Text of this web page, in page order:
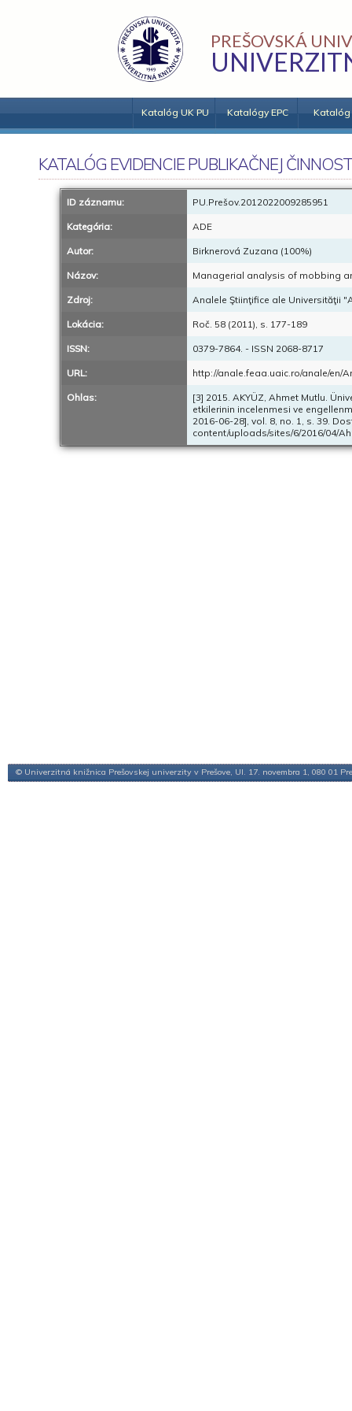
PREŠOVSKÁ
Katalóg UK PU Katalógy EPC Katalóg
KATALÓG EVIDENCIE PUBLIKAČNEJ
ID záznamu: PU.Prešov.2012022009285951
Kategória: ADE
Autor: Birknerová Zuzana (100%)
Názov: Managerial analysis of mobbing
Zdroj: Analele Ştiinţifice ale Universităţii
Lokácia: Roč. 58 (2011), s. 177-189
ISSN: 0379-7864. - ISSN 2068-8717
URL: http://anale.feaa.uaic.ro/anale/en/
Ohlas:
[3] 2015. AKYÜZ, Ahmet Mutlu.
etkilerinin incelenmesi ve
2016-06-28], vol. 8, no. 1, s. 39.
content/uploads/sites/6/2016/04/
© Univerzitná knižnica Prešovskej univerzity v Prešove, Ul. 17. novembra 1, 080 01